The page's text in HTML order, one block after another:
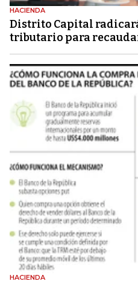
HACIENDA
Distrito Capital
tributario para
HACIENDA